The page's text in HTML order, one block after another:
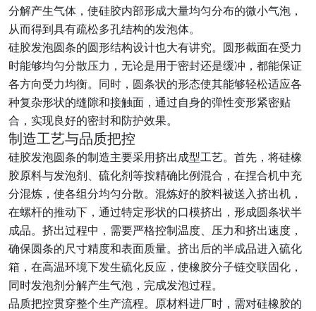
分解产生气体，使硅胶内部形成大量均匀分布的微小气泡，
从而得到具有疏松多孔结构的发泡体。
硅胶发泡圆条的圆形结构设计也大有讲究。圆形截面在受力
时能够均匀分散压力，无论是用于密封还是缓冲，都能保证
各方向受力均衡。同时，圆条状的形态使其能够轻松适应各
种复杂形状的缝隙和接触面，通过自身的弹性变形紧密贴
合，实现良好的密封和防护效果。
制造工艺与品质把控
硅胶发泡圆条的制造主要采用挤出成型工艺。首先，将硅橡
胶原料与发泡剂、硫化剂等按精确比例混合，在捏合机中充
分混炼，使各组分均匀分散。混炼好的胶料被送入挤出机，
在螺杆的推动下，通过特定形状的口模挤出，形成圆条状半
成品。挤出过程中，需要严格控制温度、压力和挤出速度，
确保圆条的尺寸精度和表面质量。挤出后的半成品进入硫化
箱，在高温环境下发生硫化反应，使橡胶分子链交联固化，
同时发泡剂分解产生气泡，完成发泡过程。
品质把控贯穿整个生产流程。原材料进厂时，需对硅橡胶的